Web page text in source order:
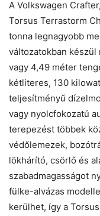
A Volkswagen
Torsus Terrastorm
tonna legnagyobb
változatokban
vagy 4,49 méter
kétliteres, 130
teljesítményű
vagy nyolcfokozatú
terepezést többek
védőlemezek,
lökhárító, csörlő és
szabadmagasságot
fülke-alvázas
kerülhet, így a